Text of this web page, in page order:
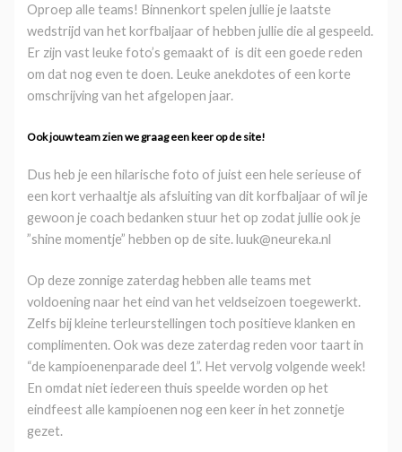
Oproep alle teams! Binnenkort spelen jullie je laatste
wedstrijd van het korfbaljaar of hebben jullie die al gespeeld.
Er zijn vast leuke foto’s gemaakt of is dit een goede reden
om dat nog even te doen. Leuke anekdotes of een korte
omschrijving van het afgelopen jaar.
Ook jouw team zien we graag een keer op de site!
Dus heb je een hilarische foto of juist een hele serieuse of
een kort verhaaltje als afsluiting van dit korfbaljaar of wil je
gewoon je coach bedanken stuur het op zodat jullie ook je
”shine momentje” hebben op de site. luuk@neureka.nl
Op deze zonnige zaterdag hebben alle teams met
voldoening naar het eind van het veldseizoen toegewerkt.
Zelfs bij kleine terleurstellingen toch positieve klanken en
complimenten. Ook was deze zaterdag reden voor taart in
“de kampioenenparade deel 1”. Het vervolg volgende week!
En omdat niet iedereen thuis speelde worden op het
eindfeest alle kampioenen nog een keer in het zonnetje
gezet.